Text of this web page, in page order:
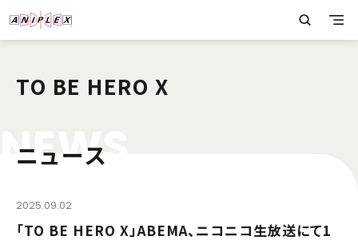
TO BE HERO X
NEWS
ニュース
2025.09.02
「TO BE HERO X」ABEMA、ニコニコ生放送にて1